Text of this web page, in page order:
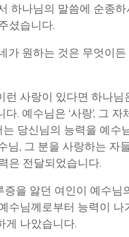
하나님의 말씀에 순종
셨습니다.
가 원하는 것은 무엇이든
런 사랑이 있다면 하나님
다. 예수님은 ‘사랑’, 그 자
당신님의 능력을 예수
님, 그 분을 사랑하는 자
은 전달되었습니다.
증을 앓던 여인이 예수님
수님께로부터 능력이 나
게 나았습니다.